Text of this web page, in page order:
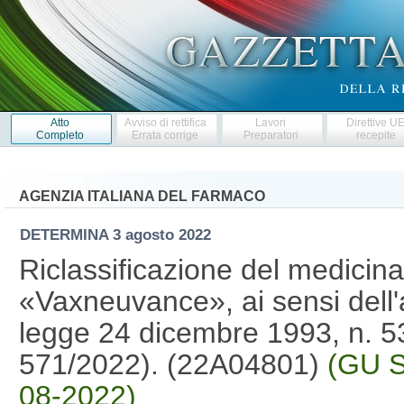
Atto
Completo
Avviso di rettifica
Errata corrige
Lavori
Preparatori
Direttive
recepite
AGENZIA ITALIANA DEL FARMACO
DETERMINA 3 agosto 2022
Riclassificazione del
«Vaxneuvance», ai sensi
legge 24 dicembre 1993, n.
571/2022). (22A04801) (GU
08-2022)